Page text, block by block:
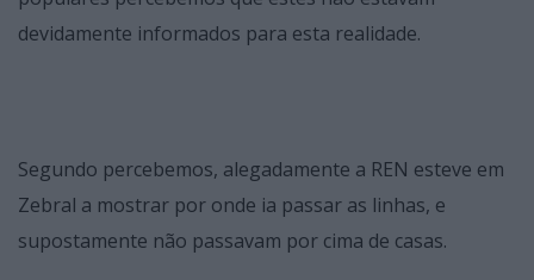
devidamente informados para esta realidade.
Segundo percebemos, alegadamente a REN esteve em
Zebral a mostrar por onde ia passar as linhas, e
supostamente não passavam por cima de casas.